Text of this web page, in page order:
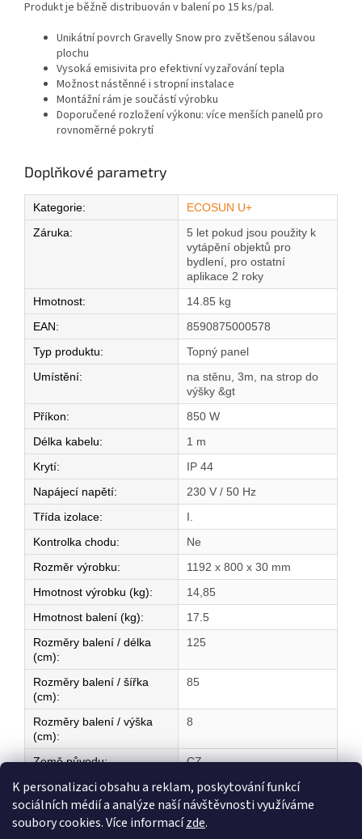
K personalizaci obsahu a reklam, poskytování funkcí
sociálních médií a analýze naší návštěvnosti využíváme
soubory cookies. Více informacízde.
Produkt je běžně distribuován v balení po 15 ks/pal.
Unikátní povrch Gravelly Snow pro zvětšenou sálavou
plochu
Vysoká emisivita pro efektivní vyzařování tepla
Možnost nástěnné i stropní instalace
Montážní rám je součástí výrobku
Doporučené rozložení výkonu: více menších panelů pro
rovnoměrné pokrytí
Doplňkové parametry
Kategorie:
ECOSUN U+
Záruka:
5 let pokud jsou použity k
vytápění objektů pro
bydlení, pro ostatní
aplikace 2 roky
Hmotnost:
14.85 kg
EAN:
8590875000578
Typ produktu:
Topný panel
Umístění:
na stěnu, 3m, na strop do
výšky &gt
Příkon:
850 W
Délka kabelu:
1 m
Krytí:
IP 44
Napájecí napětí:
230 V / 50 Hz
Třída izolace:
I.
Kontrolka chodu:
Ne
Rozměr výrobku:
1192 x 800 x 30 mm
Hmotnost výrobku (kg):
14,85
Hmotnost balení (kg):
17.5
Rozměry balení / délka
(cm):
125
Rozměry balení / šířka
(cm):
85
Rozměry balení / výška
(cm):
8
Země původu: CZ